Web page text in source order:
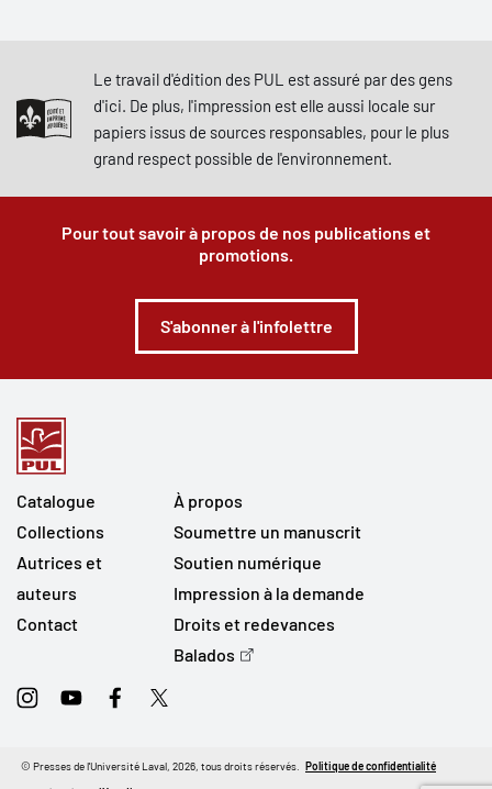
Le travail d'édition des PUL est assuré par des gens
d'ici. De plus, l'impression est elle aussi locale sur
papiers issus de sources responsables, pour le plus
grand respect possible de l'environnement.
Pour tout savoir à propos de nos publications et
promotions.
S'abonner à l'infolettre
Catalogue
Collections
Autrices et
auteurs
Contact
À propos
Soumettre un manuscrit
Soutien numérique
Impression à la demande
Droits et redevances
Balados
InstagramYoutubeFacebookTwitter
© Presses de l'Université Laval, 2026, tous droits réservés. Politique de confidentialité